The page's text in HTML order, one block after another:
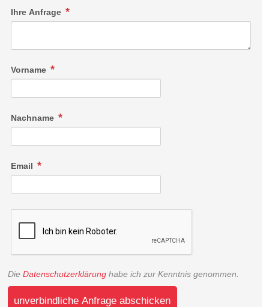
Ihre Anfrage
Vorname
Nachname
Email
Die Datenschutzerklärung habe ich zur Kenntnis genommen.
unverbindliche Anfrage abschicken